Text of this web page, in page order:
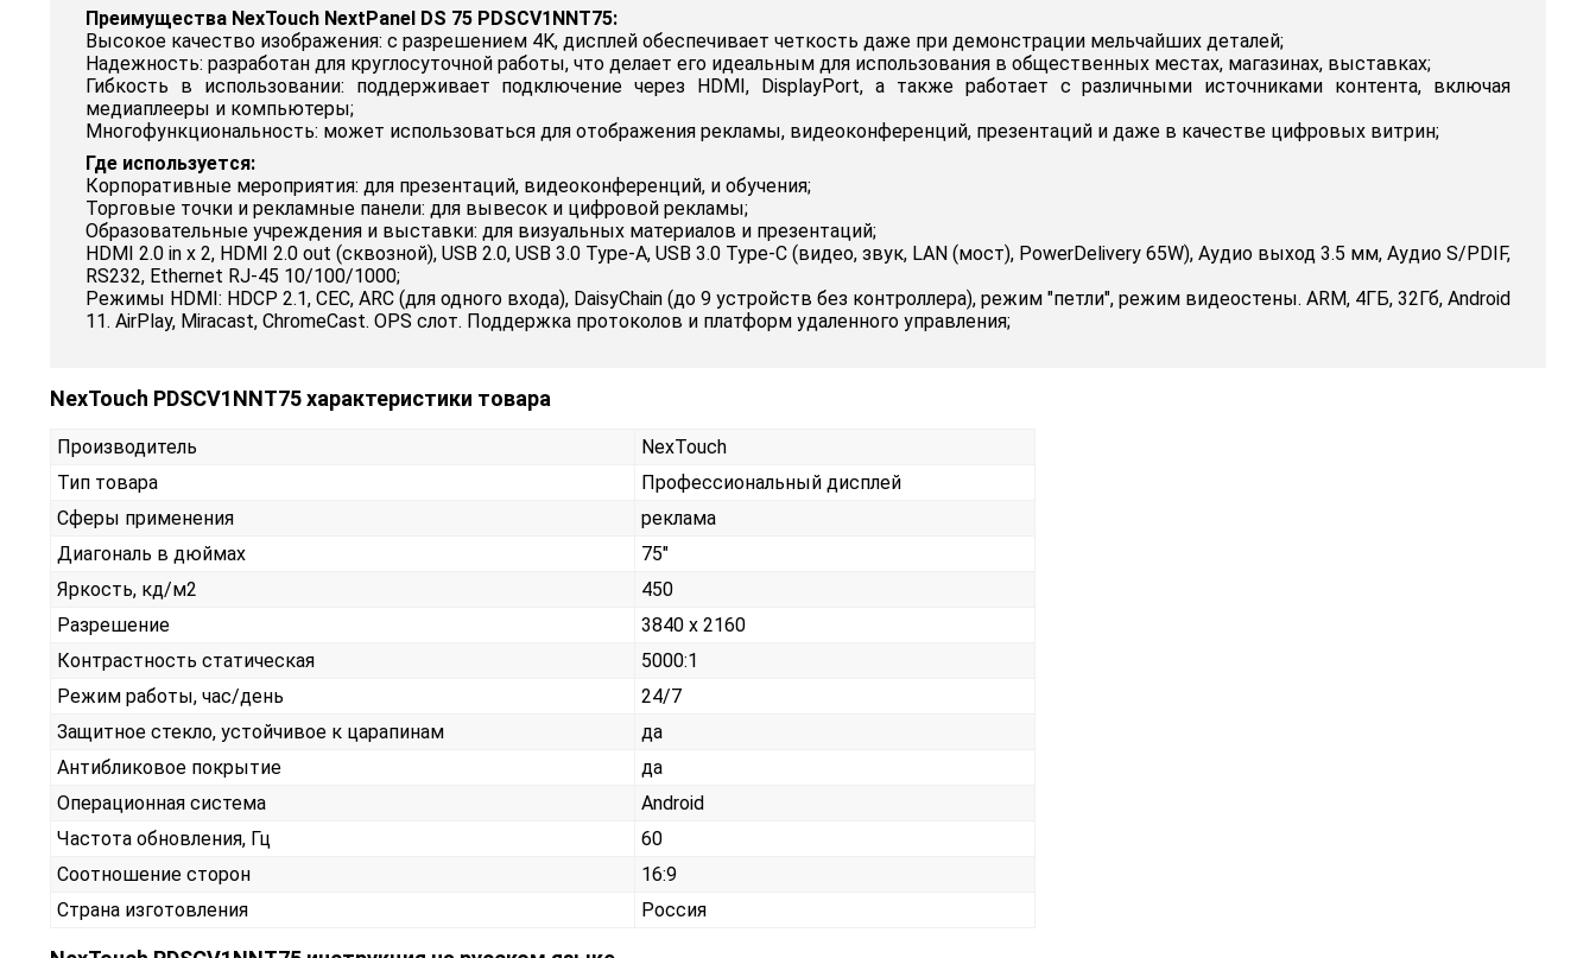
Преимущества NexTouch NextPanel DS 75 PDSCV1NNT75:
Высокое качество изображения: с разрешением 4K, дисплей обеспечивает четкость даже при демонстрации мельчайших деталей;
Надежность: разработан для круглосуточной работы, что делает его идеальным для использования в общественных местах, магазинах, выставках;
Гибкость в использовании: поддерживает подключение через HDMI, DisplayPort, а также работает с различными источниками контента, включая
медиаплееры и компьютеры;
Многофункциональность: может использоваться для отображения рекламы, видеоконференций, презентаций и даже в качестве цифровых витрин;
Где используется:
Корпоративные мероприятия: для презентаций, видеоконференций, и обучения;
Торговые точки и рекламные панели: для вывесок и цифровой рекламы;
Образовательные учреждения и выставки: для визуальных материалов и презентаций;
HDMI 2.0 in х 2, HDMI 2.0 out (сквозной), USB 2.0, USB 3.0 Type-A, USB 3.0 Type-C (видео, звук, LAN (мост), PowerDelivery 65W), Аудио выход 3.5 мм, Аудио S/PDIF,
RS232, Ethernet RJ-45 10/100/1000;
Режимы HDMI: HDCP 2.1, CEC, ARC (для одного входа), DaisyChain (до 9 устройств без контроллера), режим "петли", режим видеостены. ARM, 4ГБ, 32Гб, Android
11. AirPlay, Miracast, ChromeCast. OPS слот. Поддержка протоколов и платформ удаленного управления;
NexTouch PDSCV1NNT75 характеристики товара
Производитель
NexTouch
Тип товара
Профессиональный дисплей
Сферы применения
реклама
Диагональ в дюймах
75"
Яркость, кд/м2
450
Разрешение
3840 x 2160
Контрастность статическая
5000:1
Режим работы, час/день
24/7
Защитное стекло, устойчивое к царапинам
да
Антибликовое покрытие
да
Операционная система
Android
Частота обновления, Гц
60
Соотношение сторон
16:9
Страна изготовления
Россия